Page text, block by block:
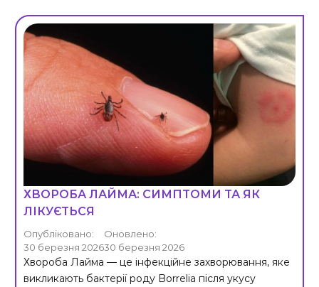
ХВОРОБА ЛАЙМА: СИМПТОМИ ТА ЯК
ЛІКУЄТЬСЯ
Опубліковано:
30 березня 2026
Оновлено:
30 березня 2026
Хвороба Лайма — це інфекційне захворювання, яке
викликають бактерії роду Borrelia після укусу